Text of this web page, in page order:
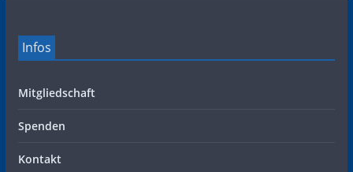
Infos
Mitgliedschaft
Spenden
Kontakt